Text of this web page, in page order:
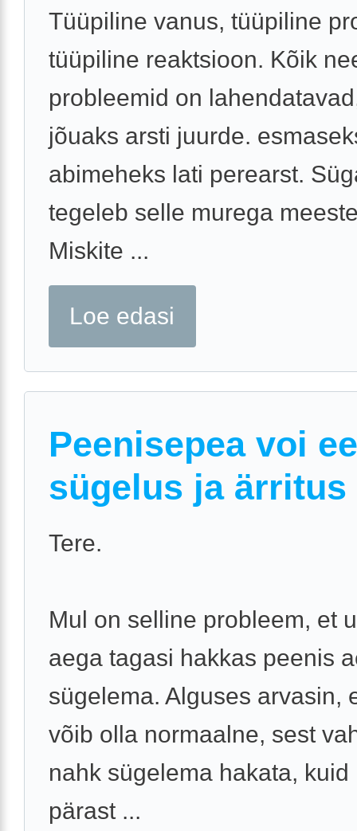
Tüüpiline vanus, tüüpiline
tüüpiline reaktsioon. Kõik
probleemid on
jõuaks arsti juurde.
abimeheks lati perearst.
tegeleb selle murega
Miskite ...
Loe edasi
Peenisepea voi
sügelus ja ärritus
Tere.
Mul on selline probleem, et
aega tagasi hakkas peenis
sügelema. Alguses arvasin,
võib olla normaalne, sest
nahk sügelema hakata, kuid
pärast ...